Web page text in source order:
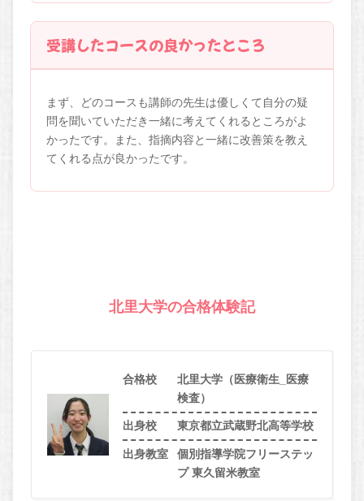
受講したコースの良かったところ
まず、どのコースも講師の先生は優しくて自分の疑
問を聞いていただき一緒に考えてくれるところがよ
かったです。また、指摘内容と一緒に改善策を教え
てくれる点が良かったです。
北里大学の合格体験記
合格校
北里大学（医療衛生_医療
検査）
出身校 東京都立武蔵野北高等学校
出身教室
個別指導学院フリーステッ
プ 東久留米教室